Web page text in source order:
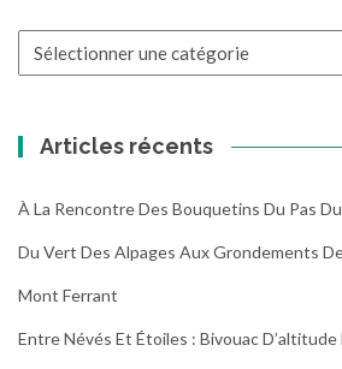
Articles récents
À La Rencontre Des Bouquetins Du Pas
Du Vert Des Alpages Aux Grondements De
Mont Ferrant
Entre Névés Et Étoiles : Bivouac